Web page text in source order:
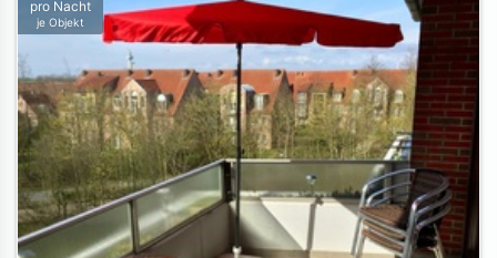
pro Nacht
je Objekt